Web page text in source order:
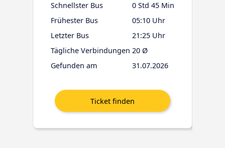
Schnellster Bus
0 Std 45 Min
Frühester Bus
05:10 Uhr
Letzter Bus
21:25 Uhr
Tägliche Verbindungen 20 Ø
Gefunden am
31.07.2026